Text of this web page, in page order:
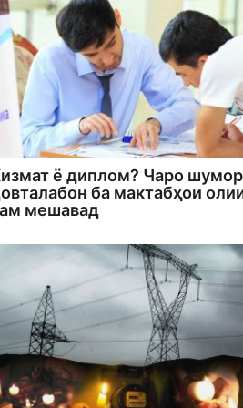
ё диплом? Чаро
ба мактабҳои
мешавад